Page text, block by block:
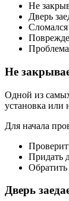
Не
Дверь
Не
Одной из
установка или
Для начала
Придать
Дверь